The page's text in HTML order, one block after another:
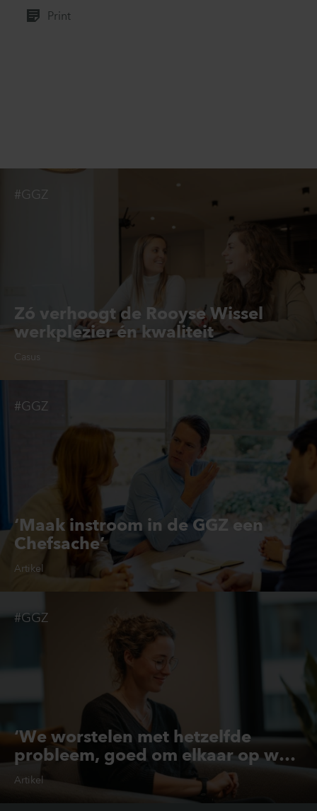
Print
Zó verhoogt de Rooyse Wissel
werkplezier én kwaliteit
Casus
#GGZ
‘Maak instroom in de GGZ een
Chefsache’
Artikel
#GGZ
‘We worstelen met hetzelfde
probleem, goed om elkaar op weg
te helpen’
Artikel
#GGZ